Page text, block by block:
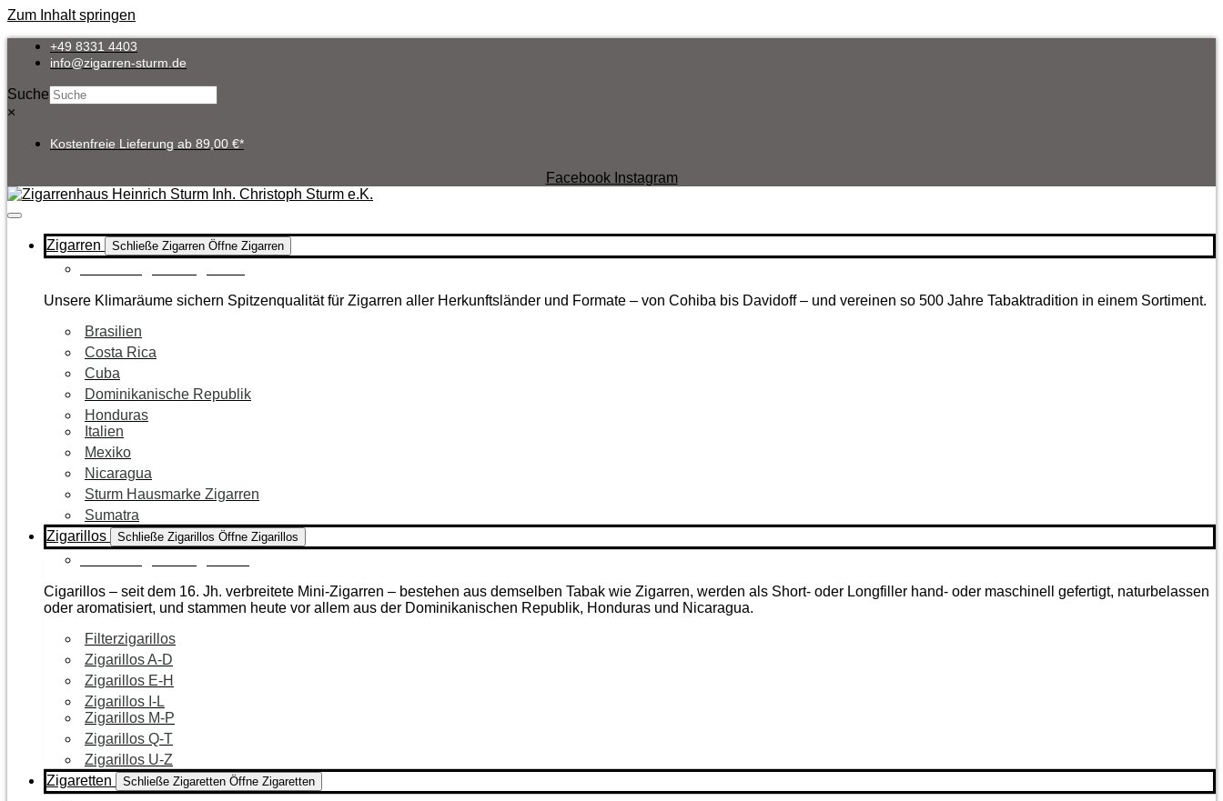
Zum Inhalt springen
+49 8331 4403
info@zigarren-sturm.de
Suche
×
Kostenfreie Lieferung ab 89,00 €*
Facebook Instagram
Zigarren Schließe Zigarren Öffne Zigarren
Unsere Klimaräume sichern Spitzenqualität für Zigarren aller Herkunftsländer und Formate – von Cohiba bis Davidoff – und vereinen so 500 Jahre Tabaktradition in einem Sortiment.
Brasilien
Costa Rica
Cuba
Dominikanische Republik
Honduras
Italien
Mexiko
Nicaragua
Sturm Hausmarke Zigarren
Sumatra
Zigarillos
Schließe Zigarillos Öffne Zigarillos
Cigarillos – seit dem 16. Jh. verbreitete Mini-Zigarren – bestehen aus demselben Tabak wie Zigarren, werden als Short- oder Longfiller hand- oder maschinell gefertigt, naturbelassen
oder aromatisiert, und stammen heute vor allem aus der Dominikanischen Republik, Honduras und Nicaragua.
Filterzigarillos
Zigarillos A-D
Zigarillos E-H
Zigarillos I-L
Zigarillos M-P
Zigarillos Q-T
Zigarillos U-Z
Zigaretten
Schließe Zigaretten Öffne Zigaretten